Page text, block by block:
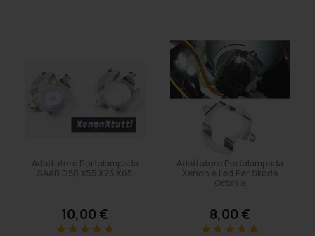
Adattatore Portalampada
SAAB D50 X55 X25 X65
10,00 €
star star star star star
Adattatore Portalampada
Xenon e Led Per Skoda
Octavia
8,00 €
star star star star star